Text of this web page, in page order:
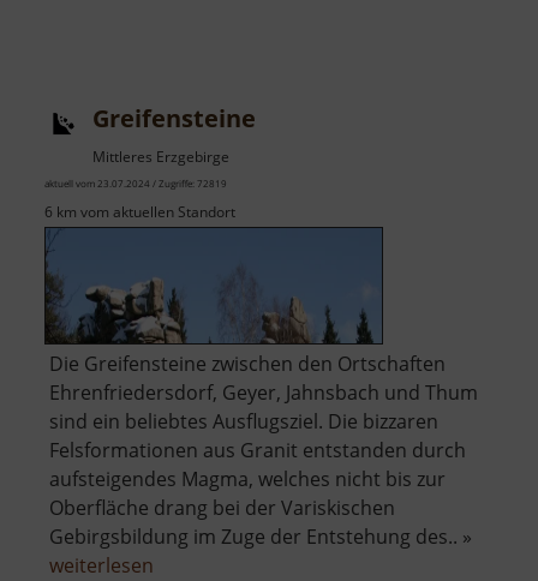
Greifensteine
Mittleres Erzgebirge
aktuell vom 23.07.2024 / Zugriffe: 72819
6 km vom aktuellen Standort
Die Greifensteine zwischen den Ortschaften
Ehrenfriedersdorf, Geyer, Jahnsbach und Thum
sind ein beliebtes Ausflugsziel. Die bizzaren
Felsformationen aus Granit entstanden durch
aufsteigendes Magma, welches nicht bis zur
Oberfläche drang bei der Variskischen
Gebirgsbildung im Zuge der Entstehung des.. »
weiterlesen